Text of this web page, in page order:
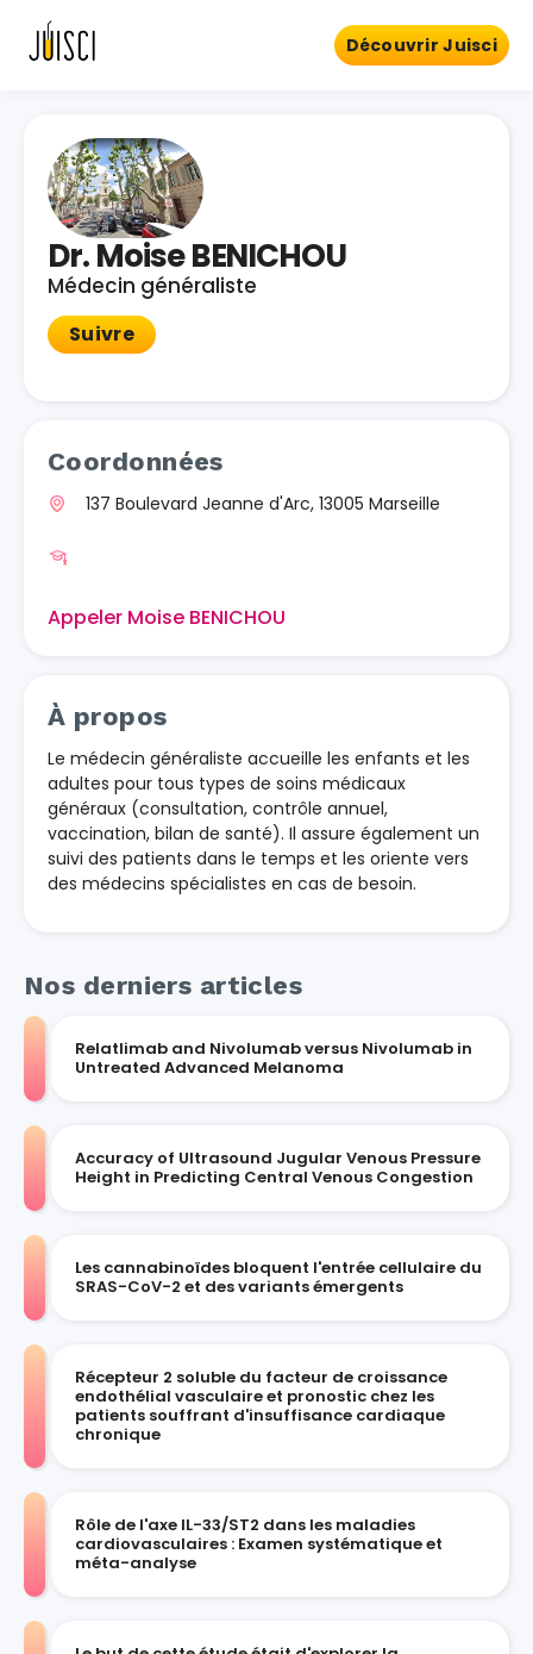
Découvrir Juisci
Dr. Moise BENICHOU
Médecin généraliste
Suivre
Coordonnées
137 Boulevard Jeanne d'Arc, 13005 Marseille
Appeler Moise BENICHOU
À propos
Le médecin généraliste accueille les enfants et les
adultes pour tous types de soins médicaux
généraux (consultation, contrôle annuel,
vaccination, bilan de santé). Il assure également un
suivi des patients dans le temps et les oriente vers
des médecins spécialistes en cas de besoin.
Nos derniers articles
Relatlimab and Nivolumab versus Nivolumab in
Untreated Advanced Melanoma
Accuracy of Ultrasound Jugular Venous Pressure
Height in Predicting Central Venous Congestion
Les cannabinoïdes bloquent l'entrée cellulaire du
SRAS-CoV-2 et des variants émergents
Récepteur 2 soluble du facteur de croissance
endothélial vasculaire et pronostic chez les
patients souffrant d'insuffisance cardiaque
chronique
Rôle de l'axe IL-33/ST2 dans les maladies
cardiovasculaires : Examen systématique et
méta-analyse